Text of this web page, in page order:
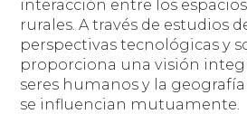
interacción entre los
rurales. A través de estudios
perspectivas tecnológicas y
proporciona una visión
seres humanos y la
se influencian mutuamente.